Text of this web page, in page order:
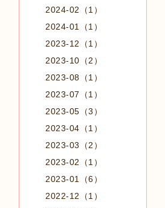
2024-02（1）
2024-01（1）
2023-12（1）
2023-10（2）
2023-08（1）
2023-07（1）
2023-05（3）
2023-04（1）
2023-03（2）
2023-02（1）
2023-01（6）
2022-12（1）